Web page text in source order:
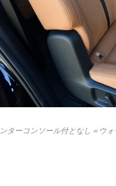
ターコンソール付となし＝ウ